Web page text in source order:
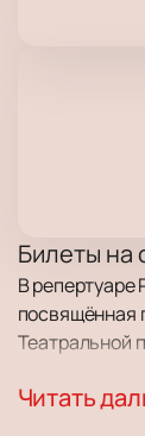
Билеты на
В репертуаре
посвящённая
Театральной
Сюжет
Читать